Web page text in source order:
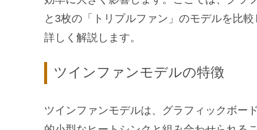
と3枚の「トリプルファン」のモデルを比
詳しく解説します。
ツインファンモデルの特徴
ツインファンモデルは、グラフィックボー